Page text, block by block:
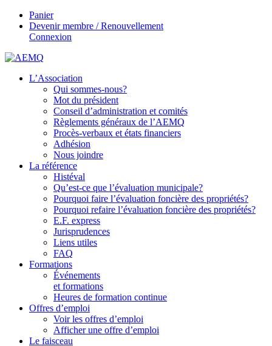
Panier
Devenir membre / Renouvellement
Connexion
L’Association
Qui sommes-nous?
Mot du président
Conseil d’administration et comités
Règlements généraux de l’AEMQ
Procès-verbaux et états financiers
Adhésion
Nous joindre
La référence
Histéval
Qu’est-ce que l’évaluation municipale?
Pourquoi faire l’évaluation foncière des propriétés?
Pourquoi refaire l’évaluation foncière des propriétés?
E.F. express
Jurisprudences
Liens utiles
FAQ
Formations
Événements
et formations
Heures de formation continue
Offres d’emploi
Voir les offres d’emploi
Afficher une offre d’emploi
Le faisceau